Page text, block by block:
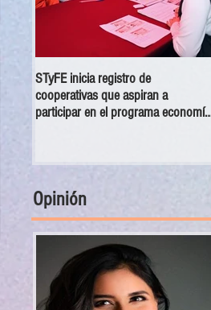
STyFE inicia registro de
cooperativas que aspiran a
participar en el programa economía
Opinión